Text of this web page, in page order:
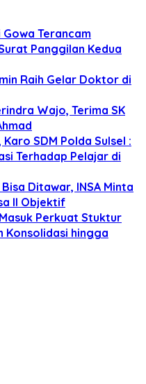
Terancam
Panggilan Kedua
Raih Gelar Doktor di
Wajo, Terima SK
SDM Polda Sulsel :
Terhadap Pelajar di
Ditawar, INSA Minta
II Objektif
Perkuat Stuktur
Konsolidasi hingga